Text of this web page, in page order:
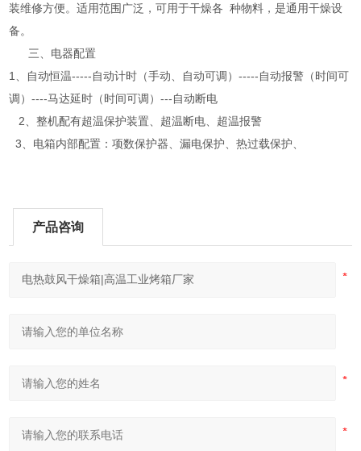
装维修方便。适用范围广泛，可用于干燥各 种物料，是通用干燥设
备。
三、电器配置
1、自动恒温-----自动计时（手动、自动可调）-----自动报警（时间可
调）----马达延时（时间可调）---自动断电
2、整机配有超温保护装置、超温断电、超温报警
3、电箱内部配置：项数保护器、漏电保护、热过载保护、
产品咨询